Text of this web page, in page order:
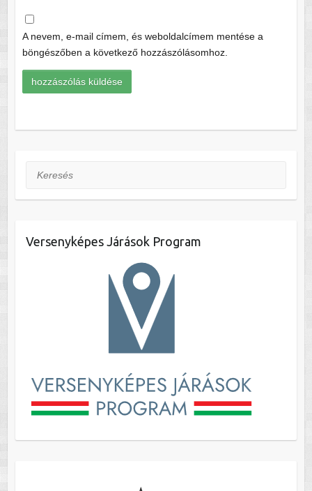
A nevem, e-mail címem, és weboldalcímem mentése a
böngészőben a következő hozzászólásomhoz.
Keresés
Versenyképes Járások Program